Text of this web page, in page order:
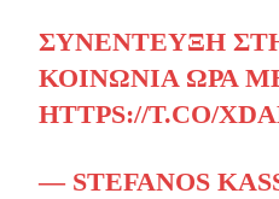
ΣΥΝΈΝΤΕΥΞΗ
ΚΟΙΝΩΝΊΑ ΏΡΑ
HTTPS://T.CO/
— STEFANOS